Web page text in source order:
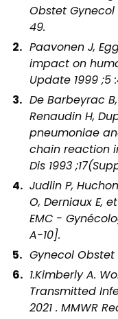
Obstet Gynecol
49.
Paavonen J,
impact on
Update 1999 ;5
De Barbeyrac
Renaudin H,
pneumoniae
chain reaction
Dis 1993
Judlin P,
O, Derniaux E,
EMC -
A-10].
Gynecol Obstet
1.Kimberly A.
Transmitted
2021 . MMWR